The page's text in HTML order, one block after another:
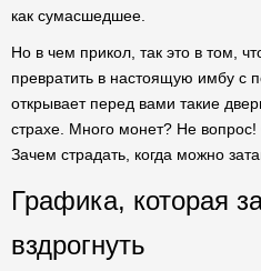
как сумасшедшее.
Но в чем прикол, так это в том,
превратить в настоящую имбу
открывает перед вами такие
страхе. Много монет? Не
Зачем страдать, когда можно
Графика, которая
вздрогнуть